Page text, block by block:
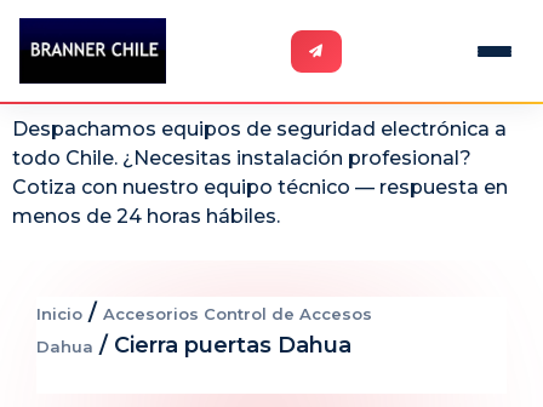
Despachamos equipos de seguridad electrónica a
todo Chile. ¿Necesitas instalación profesional?
Cotiza con nuestro equipo técnico — respuesta en
menos de 24 horas hábiles.
Inicio / Accesorios Control de Accesos
Dahua / Cierra puertas Dahua